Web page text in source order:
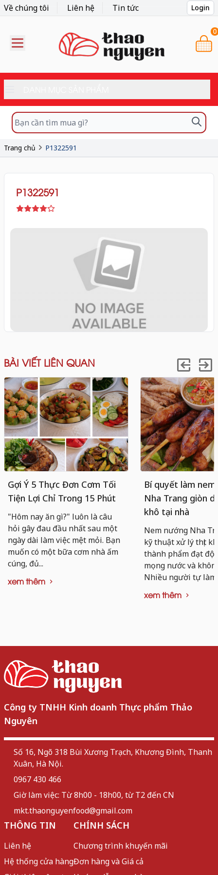
Về chúng tôi Liên hệ Tin tức Login
0
Trang chủ P1322591
P1322591
BÀI VIẾT LIÊN QUAN
Gợi Ý 5 Thực Đơn Cơm Tối
Tiện Lợi Chỉ Trong 15 Phút
"Hôm nay ăn gì?" luôn là câu
hỏi gây đau đầu nhất sau một
ngày dài làm việc mệt mỏi. Bạn
muốn có một bữa cơm nhà ấm
cúng, đủ...
xem thêm
Bí quyết làm
Nha Trang giòn
khô tại nhà
Nem nướng Nha
kỹ thuật xử lý thịt
thành phẩm đạt độ
mọng nước và
Nhiều người tự
xem thêm
Công ty TNHH Kinh doanh Thực phẩm Thảo
Nguyên
Số 16, Ngõ 318 Bùi Xương Trạch, Khương Đình, Thanh
Xuân, Hà Nội.
0967 430 466
Giờ làm việc: Từ 8h00 - 18h00, từ T2 đến CN
mkt.thaonguyenfood@gmail.com
THÔNG TIN
Liên hệ
Hệ thống cửa hàng
CHÍNH SÁCH
Chương trình khuyến mãi
Đơn hàng và Giá cả